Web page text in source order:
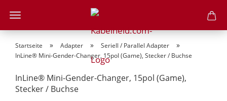
Startseite » Adapter » Seriell / Parallel Adapter »
InLine® Mini-Gender-Changer, 15pol (Game), Stecker / Buchse
InLine® Mini-Gender-Changer, 15pol (Game),
Stecker / Buchse